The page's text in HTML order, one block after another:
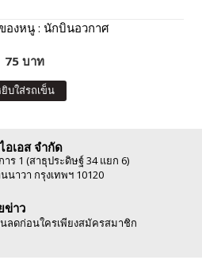
องหนู : นักบินอวกาศ
75 บาท
บใส่รถเข็น
เอส จำกัด
ร 1 (สาธุประดิษฐ์ 34 แยก 6)
นาวา กรุงเทพฯ 10120
ข่าว
ลดก่อนใครเพียงสมัครสมาชิก